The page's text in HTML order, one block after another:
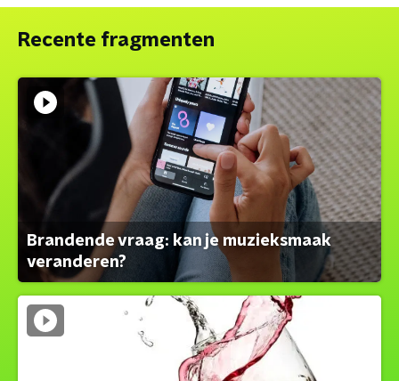
Recente fragmenten
Brandende vraag: kan je muzieksmaak
veranderen?